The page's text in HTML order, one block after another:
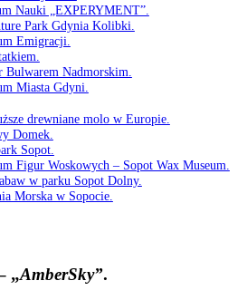
Nauki „EXPERYMENT”.
Park Gdynia Kolibki.
Emigracji.
Bulwarem Nadmorskim.
Miasta Gdyni.
drewniane molo w Europie.
Domek.
Sopot.
Figur Woskowych – Sopot Wax Museum.
w parku Sopot Dolny.
Morska w Sopocie.
„AmberSky”.